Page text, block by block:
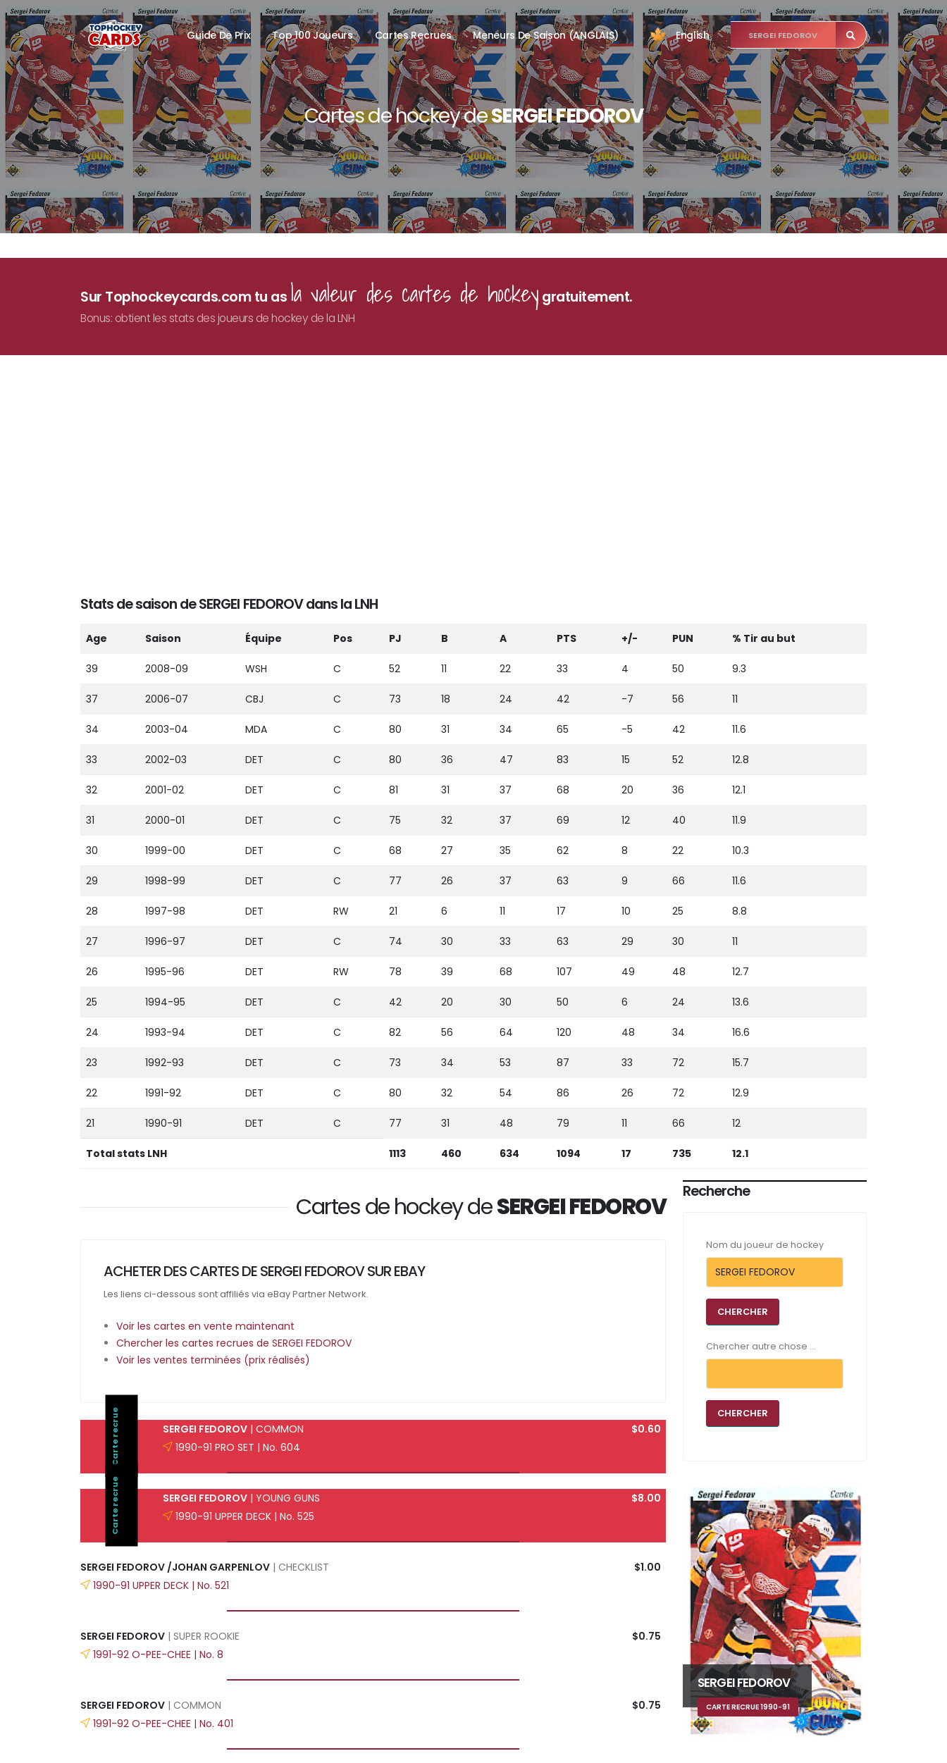
Guide De Prix Top 100 Joueurs Cartes Recrues Meneurs De Saison (ANGLAIS) English
Cartes de hockey deSERGEI FEDOROV
Sur Tophockeycards.com tu as la valeur des cartes de hockey gratuitement.
Bonus: obtient les stats des joueurs de hockey de la LNH
Stats de saison de SERGEI FEDOROV dans la LNH
Age Saison Équipe Pos PJ B A PTS +/- PUN % Tir au but
39 2008-09 WSH C 52 11 22 33 4 50 9.3
37 2006-07 CBJ C 73 18 24 42 -7 56 11
34 2003-04 MDA C 80 31 34 65 -5 42 11.6
33 2002-03 DET C 80 36 47 83 15 52 12.8
32 2001-02 DET C 81 31 37 68 20 36 12.1
31 2000-01 DET C 75 32 37 69 12 40 11.9
30 1999-00 DET C 68 27 35 62 8 22 10.3
29 1998-99 DET C 77 26 37 63 9 66 11.6
28 1997-98 DET RW 21 6 11 17 10 25 8.8
27 1996-97 DET C 74 30 33 63 29 30 11
26 1995-96 DET RW 78 39 68 107 49 48 12.7
25 1994-95 DET C 42 20 30 50 6 24 13.6
24 1993-94 DET C 82 56 64 120 48 34 16.6
23 1992-93 DET C 73 34 53 87 33 72 15.7
22 1991-92 DET C 80 32 54 86 26 72 12.9
21 1990-91 DET C 77 31 48 79 11 66 12
Total stats LNH 1113 460 634 1094 17 735 12.1
Cartes de hockey deSERGEI FEDOROV
ACHETER DES CARTES DE SERGEI FEDOROV SUR EBAY
Les liens ci-dessous sont affiliés via eBay Partner Network.
Voir les cartes en vente maintenant
Chercher les cartes recrues de SERGEI FEDOROV
Voir les ventes terminées (prix réalisés)
Carte recrue SERGEI FEDOROV | COMMON
$0.60
1990-91 PRO SET | No. 604
Carte recrue SERGEI FEDOROV | YOUNG GUNS
$8.00
1990-91 UPPER DECK | No. 525
SERGEI FEDOROV /JOHAN GARPENLOV | CHECKLIST
$1.00
1990-91 UPPER DECK | No. 521
SERGEI FEDOROV | SUPER ROOKIE
$0.75
1991-92 O-PEE-CHEE | No. 8
SERGEI FEDOROV | COMMON
$0.75
1991-92 O-PEE-CHEE | No. 401
Recherche
Nom du joueur de hockey
Chercher autre chose ...
SERGEI FEDOROV
CARTE RECRUE 1990-91